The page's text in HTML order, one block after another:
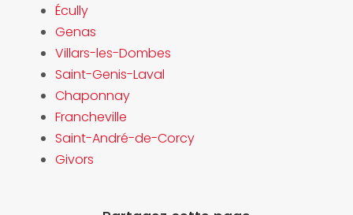
Écully
Genas
Villars-les-Dombes
Saint-Genis-Laval
Chaponnay
Francheville
Saint-André-de-Corcy
Givors